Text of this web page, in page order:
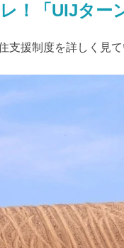
！「UIJター
援制度を詳しく見て